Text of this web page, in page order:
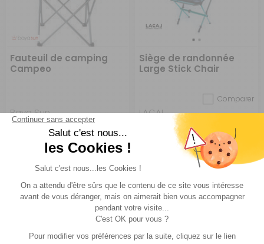
Fauteuil de camping
Campeo
Baya Sun
Réf : P974933 EN STOCK
CHOISIR LE
MODÈLE
A partir de :
9,90 €
Siège de randonnée
Large Stick Chair
Comparer
LACAL
Réf : 697163 EN STOCK
ACHETER 134,95 €